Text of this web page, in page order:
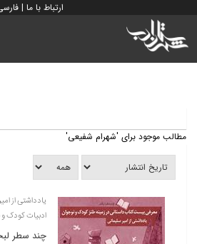
ارتباط با ما |
مطالب موجود برای 'شهرام شفیعی'
یادداشتی از
ادبیات کودک
چند سطر